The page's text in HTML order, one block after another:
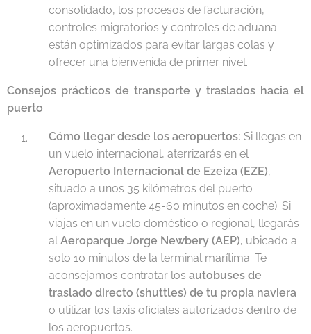
consolidado, los procesos de facturación,
controles migratorios y controles de aduana
están optimizados para evitar largas colas y
ofrecer una bienvenida de primer nivel.
Consejos prácticos de transporte y traslados hacia el
puerto
Cómo llegar desde los aeropuertos: Si llegas en
un vuelo internacional, aterrizarás en el
Aeropuerto Internacional de Ezeiza (EZE),
situado a unos 35 kilómetros del puerto
(aproximadamente 45-60 minutos en coche). Si
viajas en un vuelo doméstico o regional, llegarás
alAeroparque Jorge Newbery (AEP), ubicado a
solo 10 minutos de la terminal marítima. Te
aconsejamos contratar los autobuses de
traslado directo (shuttles) de tu propia naviera
o utilizar los taxis oficiales autorizados dentro de
los aeropuertos.